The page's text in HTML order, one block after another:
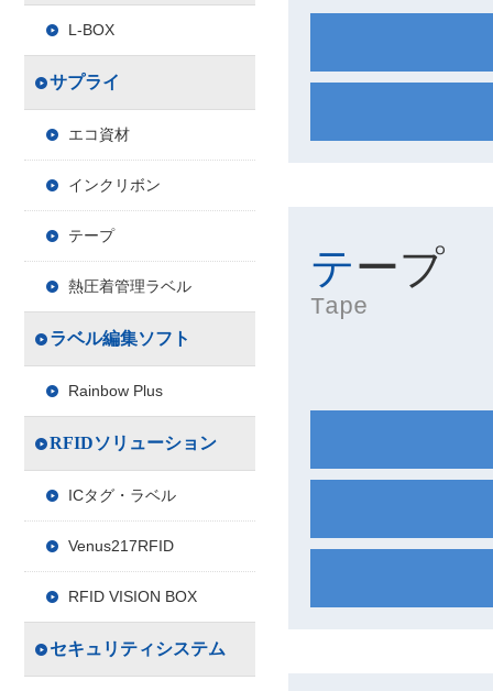
テープ
Tape
L-BOX
サプライ
エコ資材
インクリボン
テープ
熱圧着管理ラベル
ラベル編集ソフト
Rainbow Plus
RFIDソリューション
ICタグ・ラベル
Venus217RFID
RFID VISION BOX
セキュリティシステム